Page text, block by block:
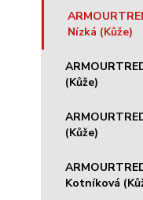
Nízká (Kůže)
(Kůže)
(Kůže)
Kotníková